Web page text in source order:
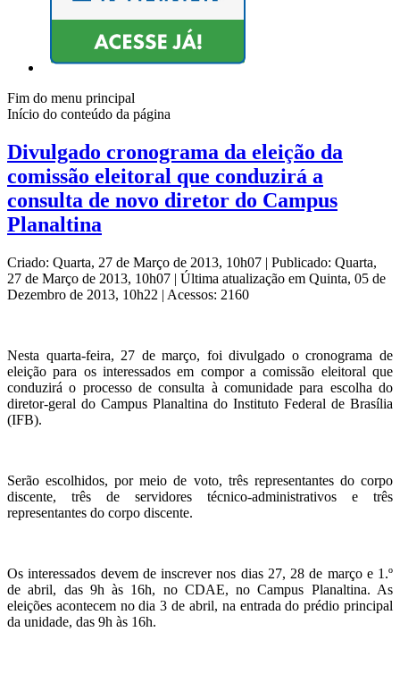
Fim do menu principal
Início do conteúdo da página
Divulgado cronograma da eleição da
comissão eleitoral que conduzirá a
consulta de novo diretor do Campus
Planaltina
Criado: Quarta, 27 de Março de 2013, 10h07 | Publicado: Quarta,
27 de Março de 2013, 10h07 | Última atualização em Quinta, 05 de
Dezembro de 2013, 10h22 | Acessos: 2160
Nesta quarta-feira, 27 de março, foi divulgado o cronograma de
eleição para os interessados em compor a comissão eleitoral que
conduzirá o processo de consulta à comunidade para escolha do
diretor-geral do Campus Planaltina do Instituto Federal de Brasília
(IFB).
Serão escolhidos, por meio de voto, três representantes do corpo
discente, três de servidores técnico-administrativos e três
representantes do corpo discente.
Os interessados devem de inscrever nos dias 27, 28 de março e 1.º
de abril, das 9h às 16h, no CDAE, no Campus Planaltina. As
eleições acontecem no dia 3 de abril, na entrada do prédio principal
da unidade, das 9h às 16h.